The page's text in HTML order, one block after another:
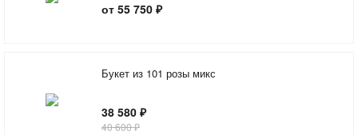
от 55 750 ₽
Букет из 101 розы микс
38 580 ₽
40 600 ₽